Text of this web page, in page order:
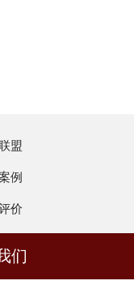
盟
例
价
们